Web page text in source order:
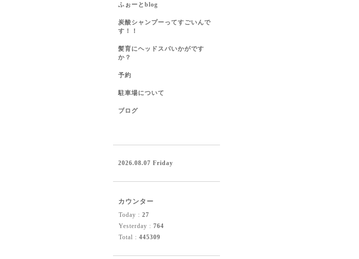
ふぉーとblog
炭酸シャンプーってすごいんで
す！！
髪育にヘッドスパいかがです
か？
予約
駐車場について
ブログ
2026.08.07 Friday
カウンター
Today : 27
Yesterday : 764
Total : 445309